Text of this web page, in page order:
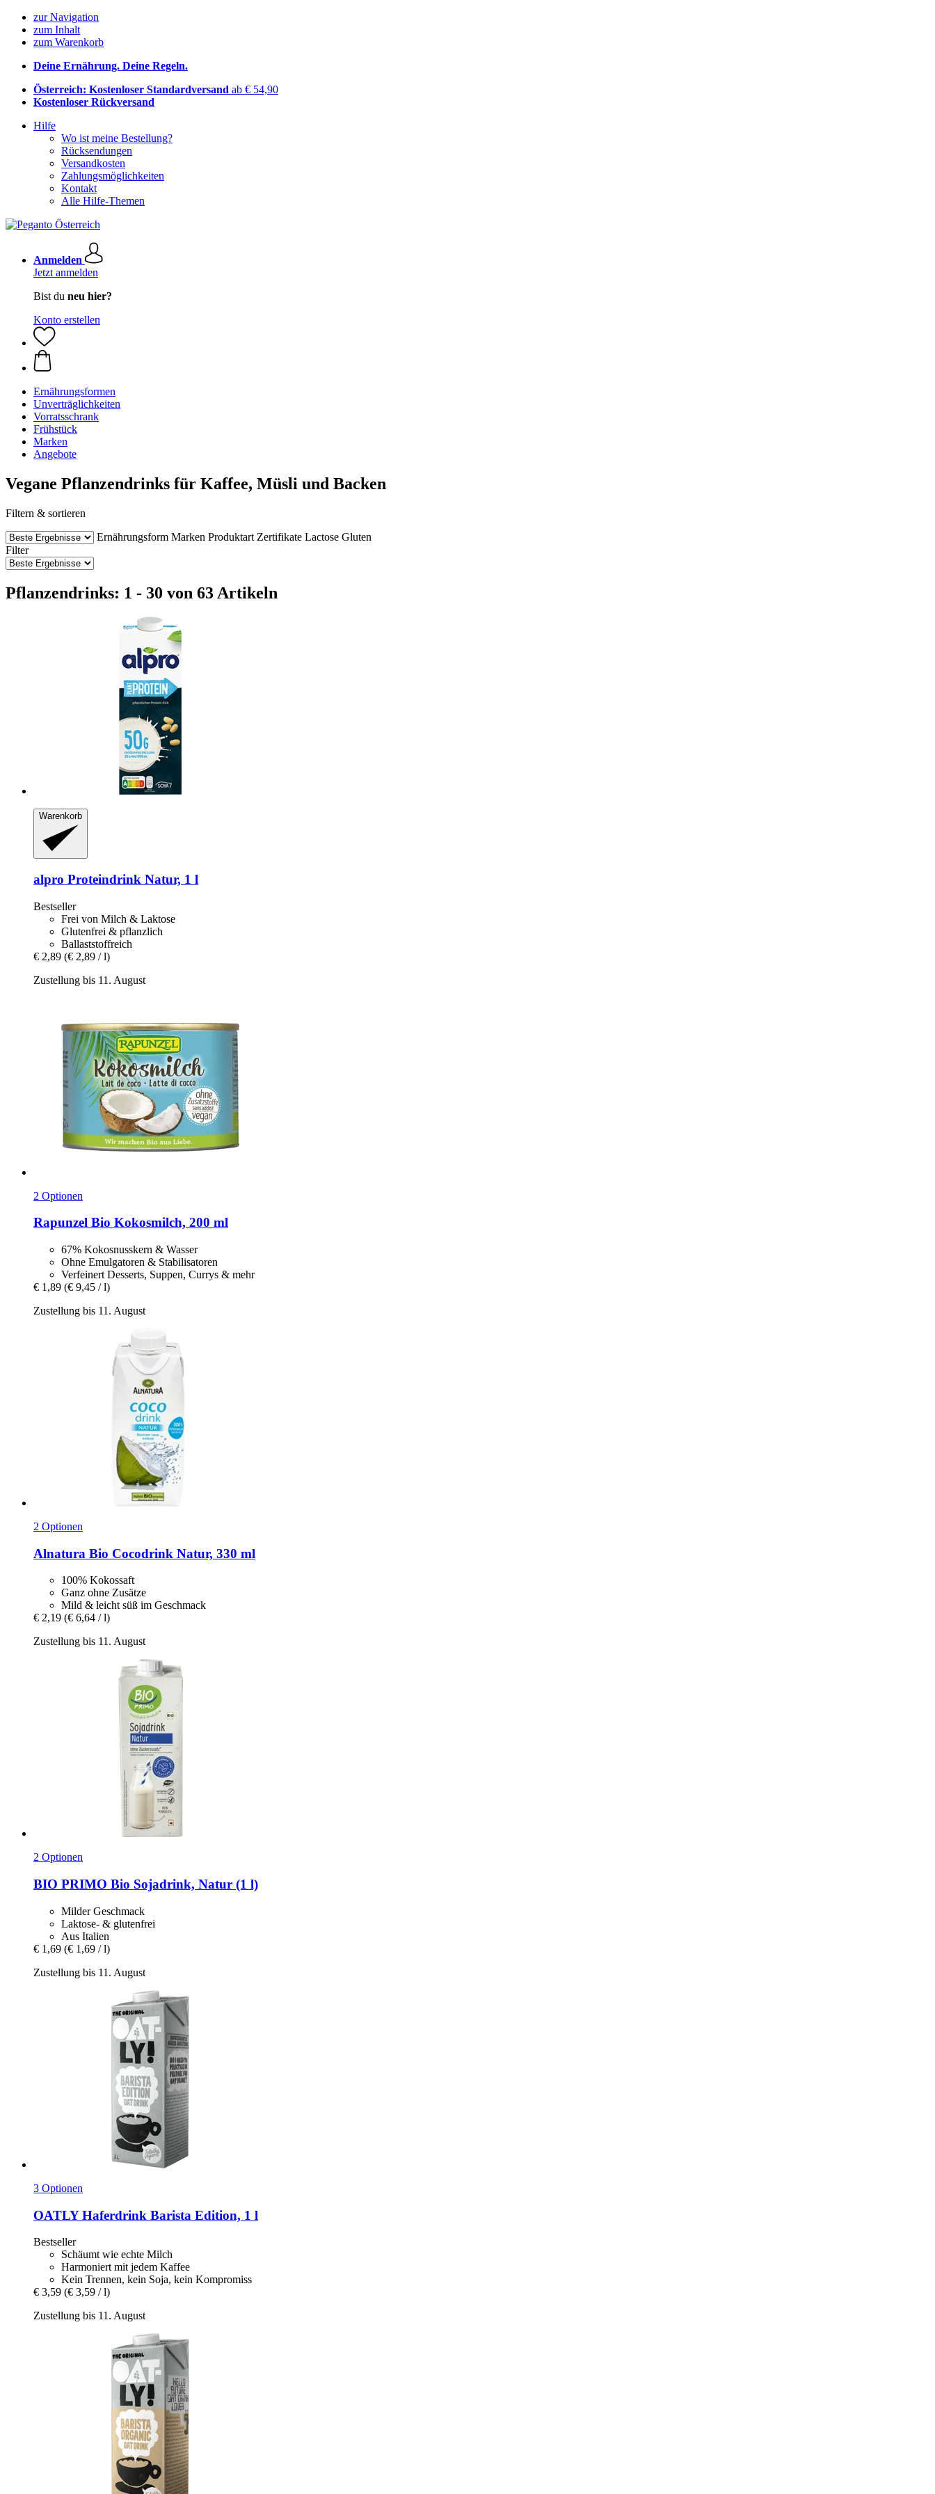
zur Navigation
zum Inhalt
zum Warenkorb
Deine Ernährung. Deine Regeln.
Österreich: Kostenloser Standardversand ab € 54,90
Kostenloser Rückversand
Hilfe
Wo ist meine Bestellung?
Rücksendungen
Versandkosten
Zahlungsmöglichkeiten
Kontakt
Alle Hilfe-Themen
Anmelden
Jetzt anmelden
Bist du neu hier?
Konto erstellen
Ernährungsformen
Unverträglichkeiten
Vorratsschrank
Frühstück
Marken
Angebote
Vegane Pflanzendrinks für Kaffee, Müsli und Backen
Filtern & sortieren
Ernährungsform Marken Produktart Zertifikate Lactose Gluten
Filter
Pflanzendrinks: 1 - 30 von 63 Artikeln
Warenkorb
alpro Proteindrink Natur, 1 l
Bestseller
Frei von Milch & Laktose
Glutenfrei & pflanzlich
Ballaststoffreich
€ 2,89 (€ 2,89 / l)
Zustellung bis 11. August
2 Optionen
Rapunzel Bio Kokosmilch, 200 ml
67% Kokosnusskern & Wasser
Ohne Emulgatoren & Stabilisatoren
Verfeinert Desserts, Suppen, Currys & mehr
€ 1,89 (€ 9,45 / l)
Zustellung bis 11. August
2 Optionen
Alnatura Bio Cocodrink Natur, 330 ml
100% Kokossaft
Ganz ohne Zusätze
Mild & leicht süß im Geschmack
€ 2,19 (€ 6,64 / l)
Zustellung bis 11. August
2 Optionen
BIO PRIMO Bio Sojadrink, Natur (1 l)
Milder Geschmack
Laktose- & glutenfrei
Aus Italien
€ 1,69 (€ 1,69 / l)
Zustellung bis 11. August
3 Optionen
OATLYHaferdrink Barista Edition, 1 l
Bestseller
Schäumt wie echte Milch
Harmoniert mit jedem Kaffee
Kein Trennen, kein Soja, kein Kompromiss
€ 3,59 (€ 3,59 / l)
Zustellung bis 11. August